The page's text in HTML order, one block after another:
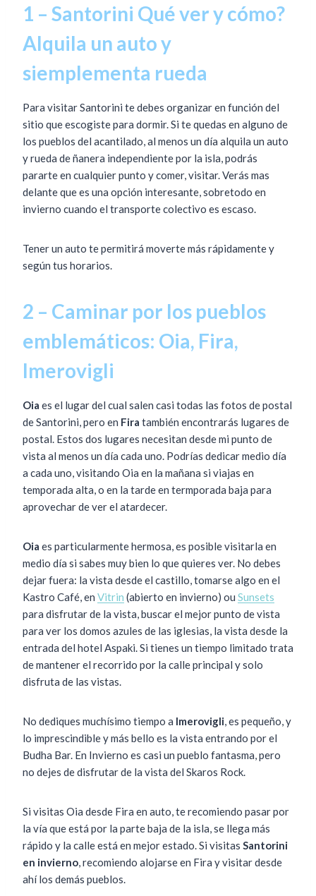
1 – Santorini Qué ver y cómo?
Alquila un auto y
siemplementa rueda
Para visitar Santorini te debes organizar en función del
sitio que escogiste para dormir. Si te quedas en alguno de
los pueblos del acantilado, al menos un día alquila un auto
y rueda de ñanera independiente por la isla, podrás
pararte en cualquier punto y comer, visitar. Verás mas
delante que es una opción interesante, sobretodo en
invierno cuando el transporte colectivo es escaso.
Tener un auto te permitirá moverte más rápidamente y
según tus horarios.
2 – Caminar por los pueblos
emblemáticos: Oia, Fira,
Imerovigli
Oia es el lugar del cual salen casi todas las fotos de postal
de Santorini, pero en Fira también encontrarás lugares de
postal. Estos dos lugares necesitan desde mi punto de
vista al menos un día cada uno. Podrías dedicar medio día
a cada uno, visitando Oia en la mañana si viajas en
temporada alta, o en la tarde en termporada baja para
aprovechar de ver el atardecer.
Oia es particularmente hermosa, es posible visitarla en
medio día si sabes muy bien lo que quieres ver. No debes
dejar fuera: la vista desde el castillo, tomarse algo en el
Kastro Café, en Vitrin (abierto en invierno) ou Sunsets
para disfrutar de la vista, buscar el mejor punto de vista
para ver los domos azules de las iglesias, la vista desde la
entrada del hotel Aspaki. Si tienes un tiempo limitado trata
de mantener el recorrido por la calle principal y solo
disfruta de las vistas.
No dediques muchísimo tiempo a Imerovigli , es pequeño, y
lo imprescindible y más bello es la vista entrando por el
Budha Bar. En Invierno es casi un pueblo fantasma, pero
no dejes de disfrutar de la vista del Skaros Rock.
Si visitas Oia desde Fira en auto, te recomiendo pasar por
la vía que está por la parte baja de la isla, se llega más
rápido y la calle está en mejor estado. Si visitas Santorini
en invierno , recomiendo alojarse en Fira y visitar desde
ahí los demás pueblos.